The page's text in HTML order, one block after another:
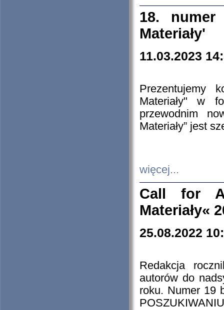
18. numer
Materiały'
11.03.2023
Prezentujemy
Materiały" w
przewodnim
Materiały” jest
więcej...
Call for
Materiały«
25.08.2022
Redakcja
autorów do
roku. Numer 19